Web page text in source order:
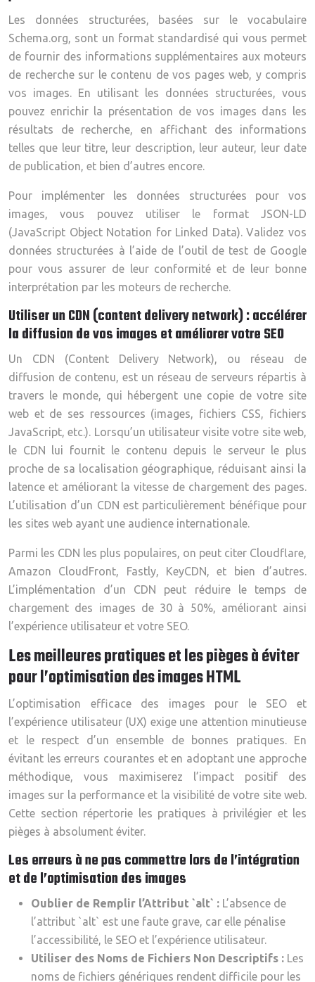
Les données structurées, basées sur le vocabulaire
Schema.org, sont un format standardisé qui vous permet
de fournir des informations supplémentaires aux moteurs
de recherche sur le contenu de vos pages web, y compris
vos images. En utilisant les données structurées, vous
pouvez enrichir la présentation de vos images dans les
résultats de recherche, en affichant des informations
telles que leur titre, leur description, leur auteur, leur date
de publication, et bien d’autres encore.
Pour implémenter les données structurées pour vos
images, vous pouvez utiliser le format JSON-LD
(JavaScript Object Notation for Linked Data). Validez vos
données structurées à l’aide de l’outil de test de Google
pour vous assurer de leur conformité et de leur bonne
interprétation par les moteurs de recherche.
Utiliser un CDN (content delivery network) : accélérer
la diffusion de vos images et améliorer votre SEO
Un CDN (Content Delivery Network), ou réseau de
diffusion de contenu, est un réseau de serveurs répartis à
travers le monde, qui hébergent une copie de votre site
web et de ses ressources (images, fichiers CSS, fichiers
JavaScript, etc.). Lorsqu’un utilisateur visite votre site web,
le CDN lui fournit le contenu depuis le serveur le plus
proche de sa localisation géographique, réduisant ainsi la
latence et améliorant la vitesse de chargement des pages.
L’utilisation d’un CDN est particulièrement bénéfique pour
les sites web ayant une audience internationale.
Parmi les CDN les plus populaires, on peut citer Cloudflare,
Amazon CloudFront, Fastly, KeyCDN, et bien d’autres.
L’implémentation d’un CDN peut réduire le temps de
chargement des images de 30 à 50%, améliorant ainsi
l’expérience utilisateur et votre SEO.
Les meilleures pratiques et les pièges à éviter
pour l’optimisation des images HTML
L’optimisation efficace des images pour le SEO et
l’expérience utilisateur (UX) exige une attention minutieuse
et le respect d’un ensemble de bonnes pratiques. En
évitant les erreurs courantes et en adoptant une approche
méthodique, vous maximiserez l’impact positif des
images sur la performance et la visibilité de votre site web.
Cette section répertorie les pratiques à privilégier et les
pièges à absolument éviter.
Les erreurs à ne pas commettre lors de l’intégration
et de l’optimisation des images
Oublier de Remplir l’Attribut `alt` : L’absence de
l’attribut `alt` est une faute grave, car elle pénalise
l’accessibilité, le SEO et l’expérience utilisateur.
Utiliser des Noms de Fichiers Non Descriptifs : Les
noms de fichiers génériques rendent difficile pour les